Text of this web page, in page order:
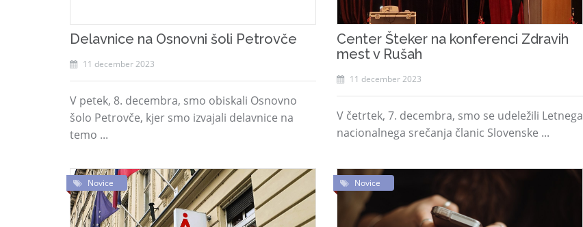
Delavnice na Osnovni šoli Petrovče
11 december 2023
V petek, 8. decembra, smo obiskali Osnovno
šolo Petrovče, kjer smo izvajali delavnice na
temo ...
Center Šteker na konferenci Zdravih
mest v Rušah
11 december 2023
V četrtek, 7. decembra, smo se udeležili Letnega
nacionalnega srečanja članic Slovenske ...
Novice Novice